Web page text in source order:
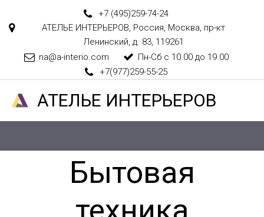
+7 (495)259-74-24
АТЕЛЬЕ ИНТЕРЬЕРОВ, Россия, Москва, пр-кт
Ленинский, д. 83, 119261
na@a-interio.com
Пн-Сб с 10.00 до 19.00
+7(977)259-55-25
АТЕЛ­­­­­­ЬЕ ИНТЕРЬЕРОВ
Бытовая